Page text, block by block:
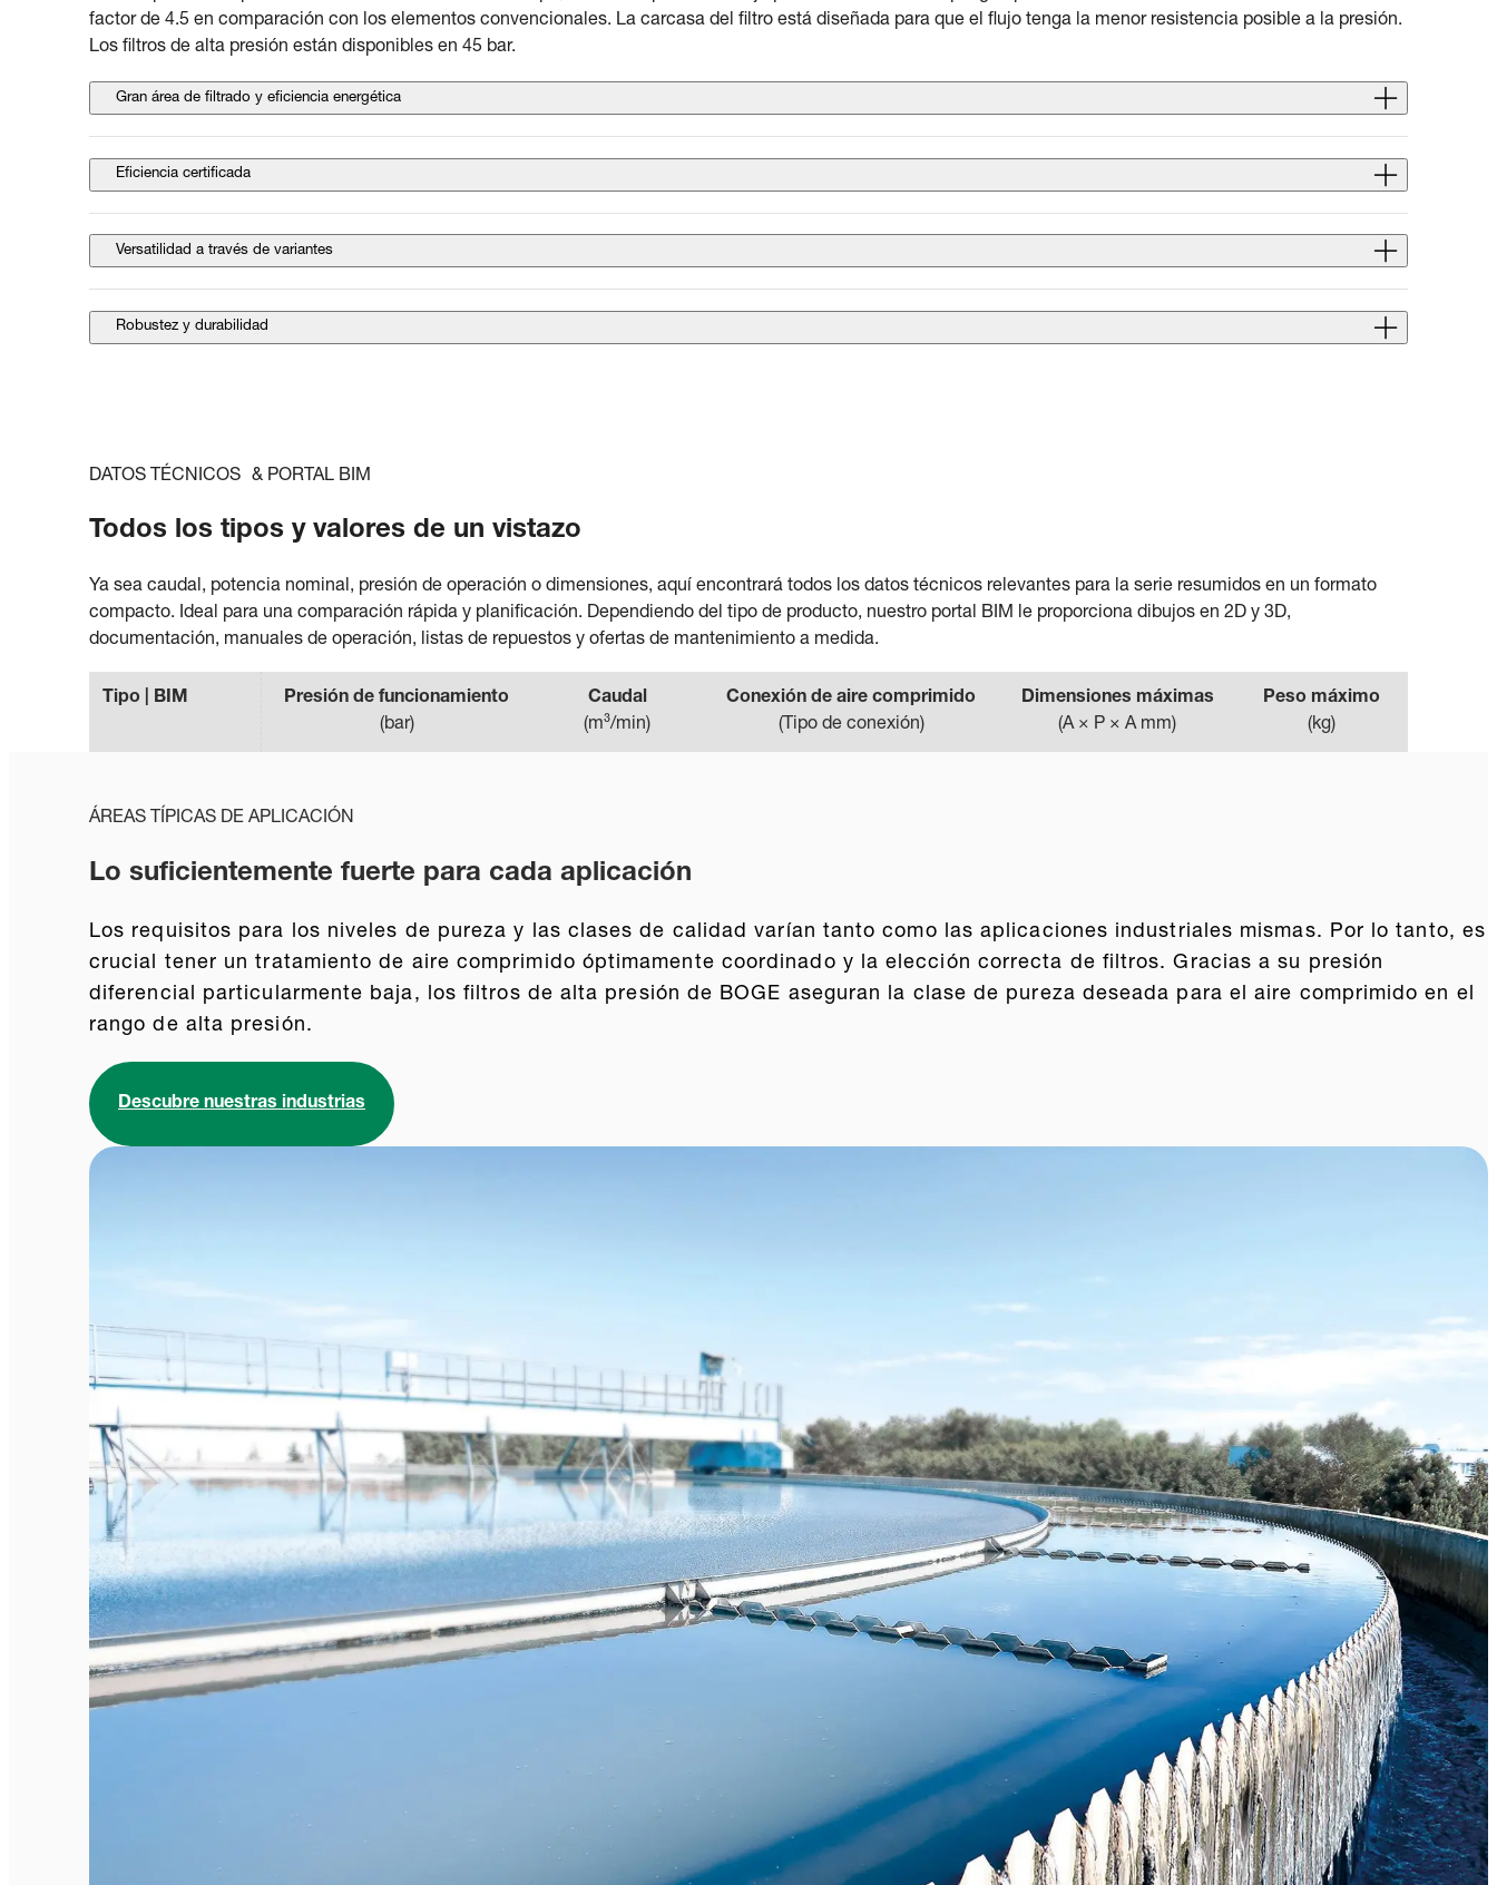
factor de 4.5 en comparación con los elementos convencionales. La carcasa del filtro está diseñada para que el flujo tenga la menor resistencia posible a la presión.
Los filtros de alta presión están disponibles en 45 bar.
Gran área de filtrado y eficiencia energética
Eficiencia certificada
Versatilidad a través de variantes
Robustez y durabilidad
DATOS TÉCNICOS & PORTAL BIM
Todos los tipos y valores de un vistazo
Ya sea caudal, potencia nominal, presión de operación o dimensiones, aquí encontrará todos los datos técnicos relevantes para la serie resumidos en un formato
compacto. Ideal para una comparación rápida y planificación. Dependiendo del tipo de producto, nuestro portal BIM le proporciona dibujos en 2D y 3D,
documentación, manuales de operación, listas de repuestos y ofertas de mantenimiento a medida.
Tipo | BIM
Presión de funcionamiento
(bar)
Caudal
(m³/min)
Conexión de aire comprimido
(Tipo de conexión)
Dimensiones máximas
(A × P × A mm)
Peso máximo
(kg)
ÁREAS TÍPICAS DE APLICACIÓN
Lo suficientemente fuerte para cada aplicación
Los requisitos para los niveles de pureza y las clases de calidad varían tanto como las aplicaciones industriales mismas. Por lo tanto, es
crucial tener un tratamiento de aire comprimido óptimamente coordinado y la elección correcta de filtros. Gracias a su presión
diferencial particularmente baja, los filtros de alta presión de BOGE aseguran la clase de pureza deseada para el aire comprimido en el
rango de alta presión.
Descubre nuestras industrias